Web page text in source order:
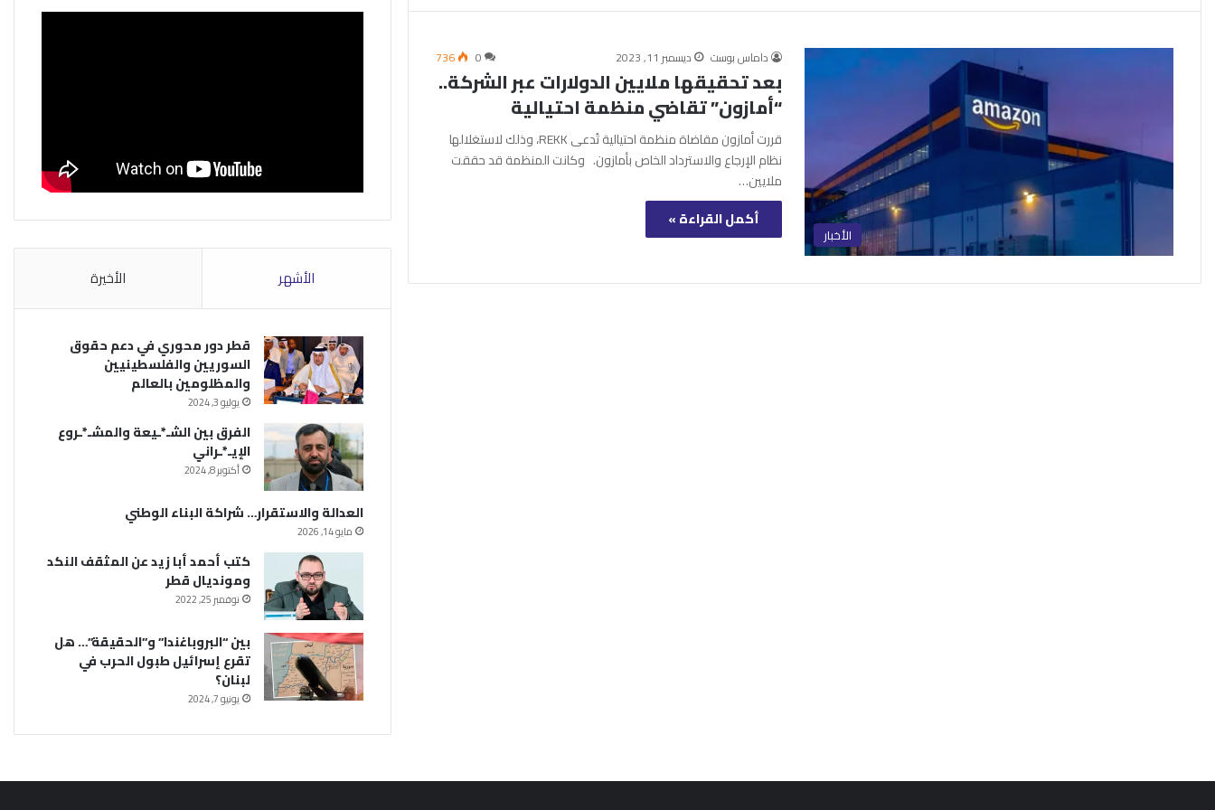
الأخبار
داماس بوست ديسمبر 11, 2023 0
736
بعد تحقيقها ملايين الدولارات عبر الشركة..
“أمازون” تقاضي منظمة احتيالية
قررت أمازون مقاضاة منظمة احتيالية تُدعى REKK، وذلك لاستغلالها
نظام الإرجاع والاسترداد الخاص بأمازون. وكانت المنظمة قد حققت
ملايين…
أكمل القراءة »
الأشهر الأخيرة
قطر دور محوري في دعم حقوق
السوريين والفلسطينيين
والمظلومين بالعالم
يوليو 3, 2024
الفرق بين الشـ*ـيعة والمشـ*ـروع
الإيـ*ـراني
أكتوبر 8, 2024
العدالة والاستقرار… شراكة البناء الوطني
مايو 14, 2026
كتب أحمد أبا زيد عن المثقف النكد
ومونديال قطر
نوفمبر 25, 2022
بين “البروباغندا” و”الحقيقة”… هل
تقرع إسرائيل طبول الحرب في
لبنان؟
يونيو 7, 2024